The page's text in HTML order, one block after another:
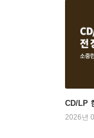
CD/LP
2026년